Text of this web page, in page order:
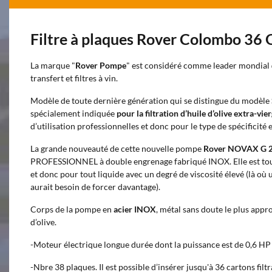
Filtre à plaques Rover Colombo
La marque "Rover Pompe" est considéré comme leader
transfert et filtres à vin.
Modèle de toute dernière génération qui se distingue du modèle
spécialement indiquée pour la filtration d’huile d’olive extra-
d’utilisation professionnelles et donc pour le type de spécificité
La grande nouveauté de cette nouvelle pompe Rover NOVAX G
PROFESSIONNEL à double engrenage fabriqué INOX. Elle est
et donc pour tout liquide avec un degré de viscosité élevé (là
aurait besoin de forcer davantage).
Corps de la pompe en acier INOX, métal sans doute le plus
d’olive.
-Moteur électrique longue durée dont la puissance est de 0,6 HP
-Nbre 38 plaques. Il est possible d’insérer jusqu'à 36 cartons